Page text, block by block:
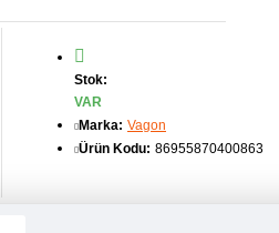
Stok:
VAR
Marka: Vagon
Ürün Kodu: 86955870400863